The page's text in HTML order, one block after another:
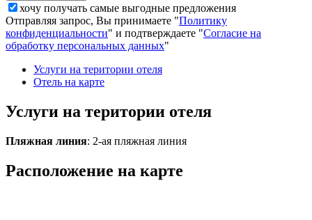
хочу получать самые выгодные предложения
Отправляя запрос, Вы принимаете "Политику
конфиденциальности" и подтверждаете "Согласие на
обработку персональных данных"
Услуги на територии отеля
Отель на карте
Услуги на територии отеля
Пляжная линия: 2-ая пляжная линия
Расположение на карте